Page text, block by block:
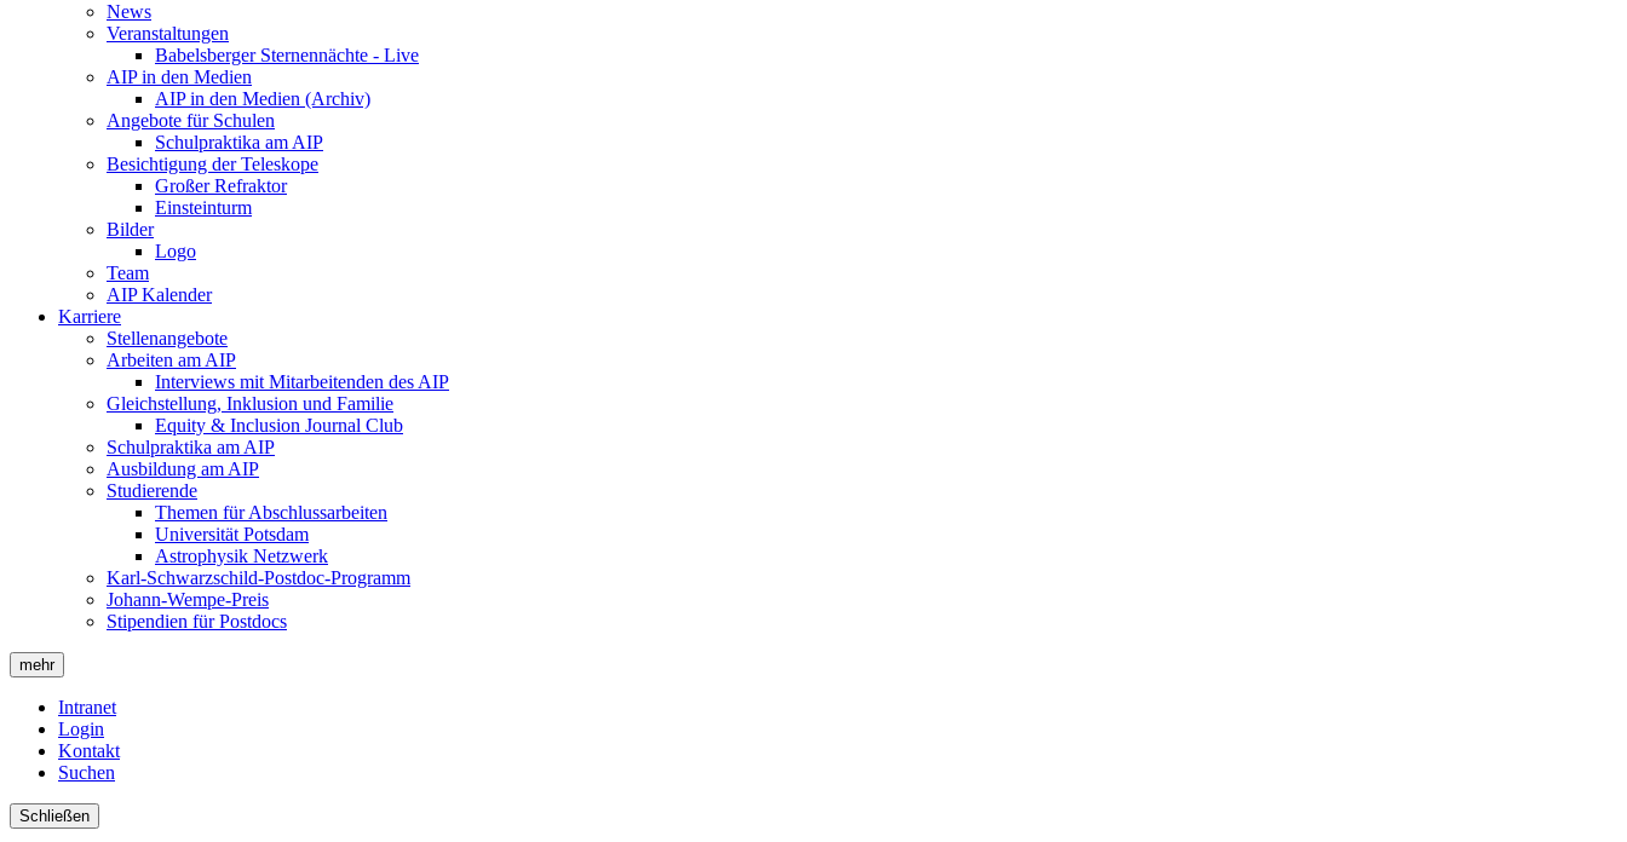
News
Veranstaltungen
Babelsberger Sternennächte - Live
AIP in den Medien
AIP in den Medien (Archiv)
Angebote für Schulen
Schulpraktika am AIP
Besichtigung der Teleskope
Großer Refraktor
Einsteinturm
Bilder
Logo
Team
AIP Kalender
Karriere
Stellenangebote
Arbeiten am AIP
Interviews mit Mitarbeitenden des AIP
Gleichstellung, Inklusion und Familie
Equity & Inclusion Journal Club
Schulpraktika am AIP
Ausbildung am AIP
Studierende
Themen für Abschlussarbeiten
Universität Potsdam
Astrophysik Netzwerk
Karl-Schwarzschild-Postdoc-Programm
Johann-Wempe-Preis
Stipendien für Postdocs
mehr
Intranet
Login
Kontakt
Suchen
Schließen